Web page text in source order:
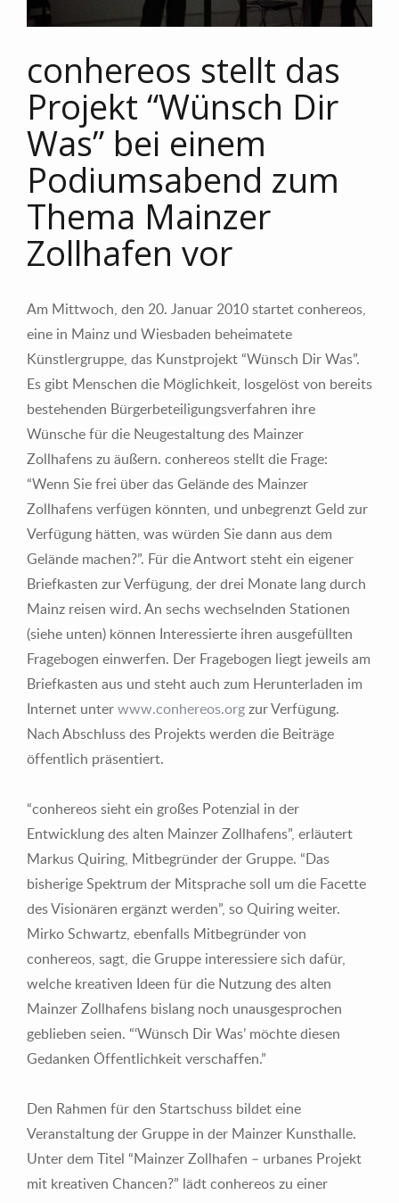
conhereos stellt das
Projekt “Wünsch Dir
Was” bei einem
Podiumsabend zum
Thema Mainzer
Zollhafen vor
Am Mittwoch, den 20. Januar 2010 startet conhereos,
eine in Mainz und Wiesbaden beheimatete
Künstlergruppe, das Kunstprojekt “Wünsch Dir Was”.
Es gibt Menschen die Möglichkeit, losgelöst von bereits
bestehenden Bürgerbeteiligungsverfahren ihre
Wünsche für die Neugestaltung des Mainzer
Zollhafens zu äußern. conhereos stellt die Frage:
“Wenn Sie frei über das Gelände des Mainzer
Zollhafens verfügen könnten, und unbegrenzt Geld zur
Verfügung hätten, was würden Sie dann aus dem
Gelände machen?”. Für die Antwort steht ein eigener
Briefkasten zur Verfügung, der drei Monate lang durch
Mainz reisen wird. An sechs wechselnden Stationen
(siehe unten) können Interessierte ihren ausgefüllten
Fragebogen einwerfen. Der Fragebogen liegt jeweils am
Briefkasten aus und steht auch zum Herunterladen im
Internet unterwww.conhereos.orgzur Verfügung.
Nach Abschluss des Projekts werden die Beiträge
öffentlich präsentiert.
“conhereos sieht ein großes Potenzial in der
Entwicklung des alten Mainzer Zollhafens”, erläutert
Markus Quiring, Mitbegründer der Gruppe. “Das
bisherige Spektrum der Mitsprache soll um die Facette
des Visionären ergänzt werden”, so Quiring weiter.
Mirko Schwartz, ebenfalls Mitbegründer von
conhereos, sagt, die Gruppe interessiere sich dafür,
welche kreativen Ideen für die Nutzung des alten
Mainzer Zollhafens bislang noch unausgesprochen
geblieben seien. “‘Wünsch Dir Was’ möchte diesen
Gedanken Öffentlichkeit verschaffen.”
Den Rahmen für den Startschuss bildet eine
Veranstaltung der Gruppe in der Mainzer Kunsthalle.
Unter dem Titel “Mainzer Zollhafen – urbanes Projekt
mit kreativen Chancen?” lädt conhereos zu einer